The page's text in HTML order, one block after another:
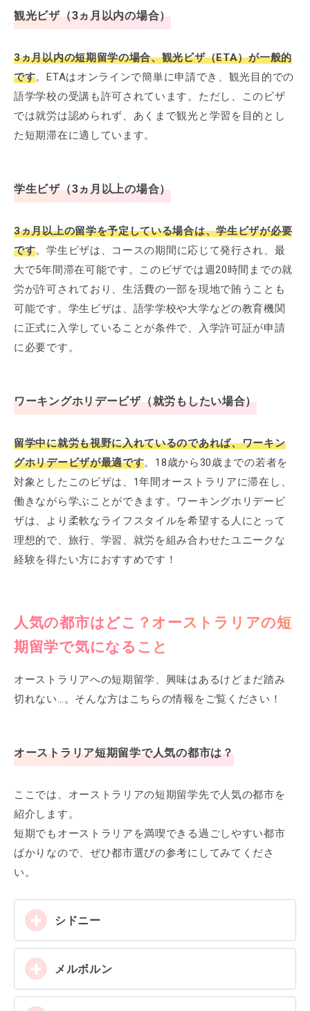
観光ビザ（3ヵ月以内の場合）
3ヵ月以内の短期留学の場合、観光ビザ（ETA）が一般的
です。ETAはオンラインで簡単に申請でき、観光目的での
語学学校の受講も許可されています。ただし、このビザ
では就労は認められず、あくまで観光と学習を目的とし
た短期滞在に適しています。
学生ビザ（3ヵ月以上の場合）
3ヵ月以上の留学を予定している場合は、学生ビザが必要
です。学生ビザは、コースの期間に応じて発行され、最
大で5年間滞在可能です。このビザでは週20時間までの就
労が許可されており、生活費の一部を現地で賄うことも
可能です。学生ビザは、語学学校や大学などの教育機関
に正式に入学していることが条件で、入学許可証が申請
に必要です。
ワーキングホリデービザ（就労もしたい場合）
留学中に就労も視野に入れているのであれば、ワーキン
グホリデービザが最適です。18歳から30歳までの若者を
対象としたこのビザは、1年間オーストラリアに滞在し、
働きながら学ぶことができます。ワーキングホリデービ
ザは、より柔軟なライフスタイルを希望する人にとって
理想的で、旅行、学習、就労を組み合わせたユニークな
経験を得たい方におすすめです！
人気の都市はどこ？オーストラリアの短
期留学で気になること
オーストラリアへの短期留学、興味はあるけどまだ踏み
切れない…。そんな方はこちらの情報をご覧ください！
オーストラリア短期留学で人気の都市は？
ここでは、オーストラリアの短期留学先で人気の都市を
紹介します。
短期でもオーストラリアを満喫できる過ごしやすい都市
ばかりなので、ぜひ都市選びの参考にしてみてくださ
い。
シドニー
メルボルン